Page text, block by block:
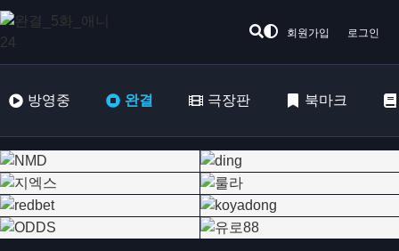
회원가입 로그인
방영중 완결 극장판 북마크